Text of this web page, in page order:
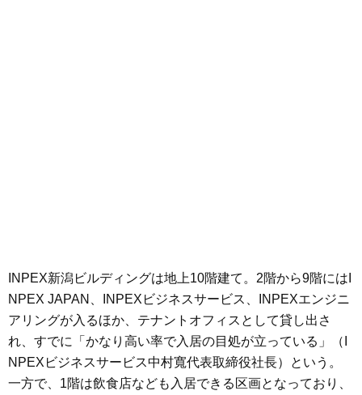
INPEX新潟ビルディングは地上10階建て。2階から9階にはI
NPEX JAPAN、INPEXビジネスサービス、INPEXエンジニ
アリングが入るほか、テナントオフィスとして貸し出さ
れ、すでに「かなり高い率で入居の目処が立っている」（I
NPEXビジネスサービス中村寬代表取締役社長）という。
一方で、1階は飲食店なども入居できる区画となっており、